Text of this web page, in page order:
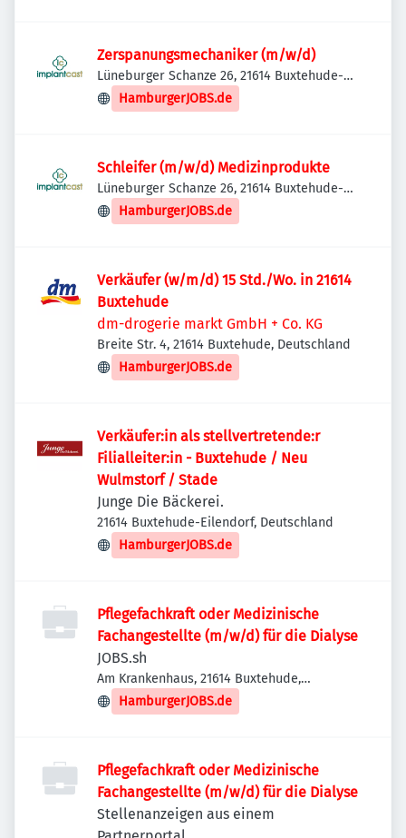
Zerspanungsmechaniker (m/w/d)
Lüneburger Schanze 26, 21614 Buxtehude-
Eilendorf, Deutschland
HamburgerJOBS.de
Schleifer (m/w/d) Medizinprodukte
Lüneburger Schanze 26, 21614 Buxtehude-
Eilendorf, Deutschland
HamburgerJOBS.de
Verkäufer (w/m/d) 15 Std./Wo. in 21614
Buxtehude
dm-drogerie markt GmbH + Co. KG
Breite Str. 4, 21614 Buxtehude, Deutschland
HamburgerJOBS.de
Verkäufer:in als stellvertretende:r
Filialleiter:in - Buxtehude / Neu
Wulmstorf / Stade
Junge Die Bäckerei.
21614 Buxtehude-Eilendorf, Deutschland
HamburgerJOBS.de
Pflegefachkraft oder Medizinische
Fachangestellte (m/w/d) für die Dialyse
JOBS.sh
Am Krankenhaus, 21614 Buxtehude,
Deutschland
HamburgerJOBS.de
Pflegefachkraft oder Medizinische
Fachangestellte (m/w/d) für die Dialyse
Stellenanzeigen aus einem